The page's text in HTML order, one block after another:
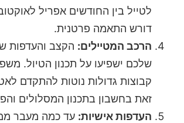
לטייל בין החודשים אפריל
דורש התאמה פרטנית.
הרכב המטיילים: הקצב והעדפות
שלכם ישפיעו על תכנון הטיול.
קבוצות גדולות נוטות להתקדם
זאת בחשבון בתכנון המסלולים
העדפות אישיות: עד כמה מעבר